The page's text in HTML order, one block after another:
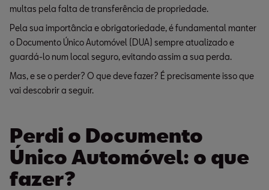
multas pela falta de transferência de propriedade.
Pela sua importância e obrigatoriedade, é fundamental manter
o Documento Único Automóvel (DUA) sempre atualizado e
guardá-lo num local seguro, evitando assim a sua perda.
Mas, e se o perder? O que deve fazer? É precisamente isso que
vai descobrir a seguir.
Perdi o Documento
Único Automóvel: o que
fazer?